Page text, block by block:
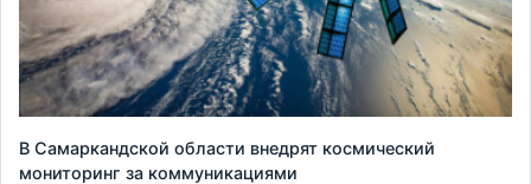
В Самаркандской области внедрят космический
мониторинг за коммуникациями